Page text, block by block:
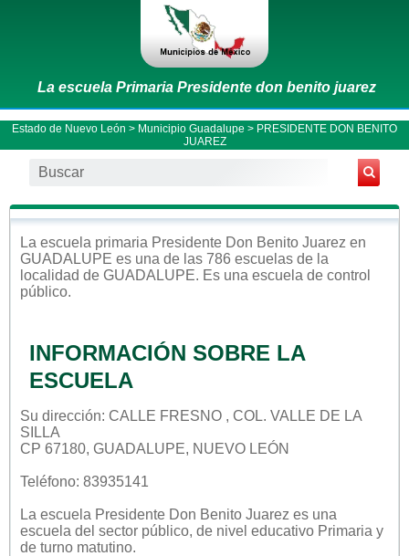
La escuela Primaria Presidente don benito juarez
Estado de Nuevo León > Municipio Guadalupe > PRESIDENTE DON BENITO
JUAREZ
La escuela primaria Presidente Don Benito Juarez en
GUADALUPE es una de las 786 escuelas de la
localidad de GUADALUPE. Es una escuela de control
público.
INFORMACIÓN SOBRE LA
ESCUELA
Su dirección: CALLE FRESNO , COL. VALLE DE LA
SILLA
CP 67180, GUADALUPE, NUEVO LEÓN
Teléfono: 83935141
La escuela Presidente Don Benito Juarez es una
escuela del sector público, de nivel educativo Primaria y
de turno matutino.